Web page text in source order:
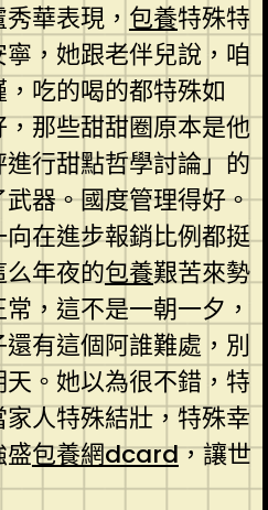
華表現， 包養特殊特
，她跟老伴兒說，咱
吃的喝的都特殊如
那些甜甜圈原本是他
行甜點哲學討論」的
器。國度管理得好。
在進步報銷比例都挺
年夜的包養艱苦來勢
，這不是一朝一夕，
有這個阿誰難處，別
。她以為很不錯，特
人特殊結壯，特殊幸
盛包養網dcard，讓世